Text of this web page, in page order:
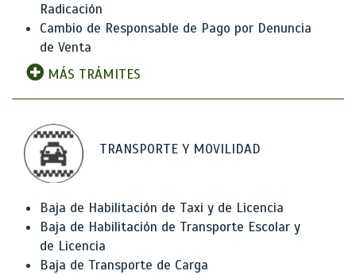
Radicación
Cambio de Responsable de Pago por Denuncia
de Venta
MÁS TRÁMITES
TRANSPORTE Y MOVILIDAD
Baja de Habilitación de Taxi y de Licencia
Baja de Habilitación de Transporte Escolar y
de Licencia
Baja de Transporte de Carga